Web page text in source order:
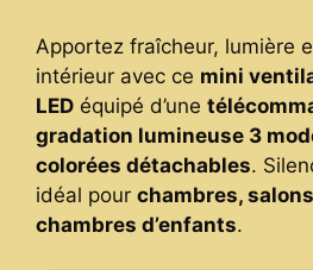
was:
67,90 €.
is:
49,90 €.
Apportez fraîcheur, lumière
intérieur avec ce mini
LED équipé d’une
gradation lumineuse 3
colorées détachables.
idéal pour chambres,
chambres d’enfants.